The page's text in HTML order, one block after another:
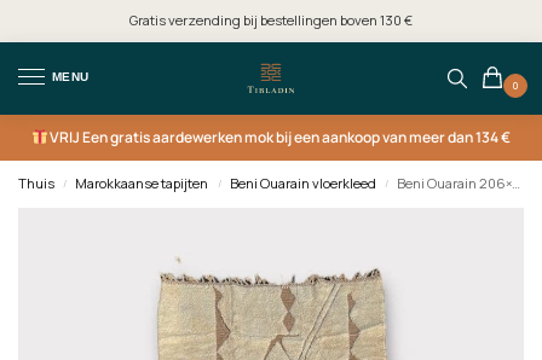
Gratis verzending bij bestellingen boven 130 €
MENU
0
VRIJEen gratis aardewerken mok bij een aankoop van meer dan 134 €
Thuis / Marokkaanse tapijten / Beni Ouarain vloerkleed / Beni Ouarain 206×320 cm. - AMOUD